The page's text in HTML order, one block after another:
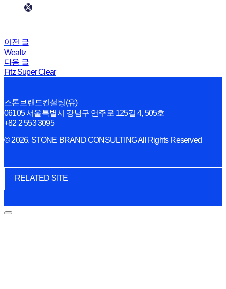
이전 글
Wealtz
다음 글
Fitz Super Clear
스톤브랜드컨설팅(유)
06105 서울특별시 강남구 언주로 125길 4, 505호
+82 2 553 3095
© 2026. STONE BRAND CONSULTING All Rights Reserved
RELATED SITE